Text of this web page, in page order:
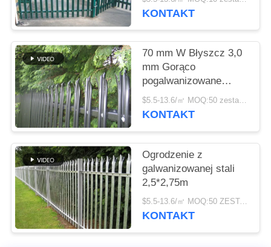
PRIVACY
POLICY
wysokiego
KONTAKT
70 mm W Błyszcz 3,0
mm Gorąco
pogalwanizowane
stalowe ogrodzenie dla
zabezpieczeń
$5.5-13.6/㎡ MOQ:50 zestawów
KONTAKT
Ogrodzenie z
galwanizowanej stali
2,5*2,75m
$5.5-13.6/㎡ MOQ:50 ZESTAWÓW
KONTAKT